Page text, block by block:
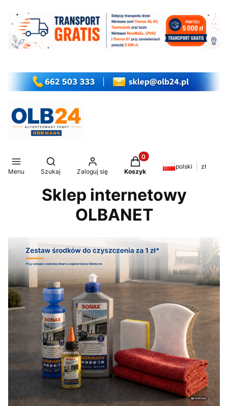
Menu
Otwórz wyszukiwarkę
Szukaj Zaloguj się
Produkty w koszyku: 0.
Koszyk
polski zł
Sklep internetowy
OLBANET